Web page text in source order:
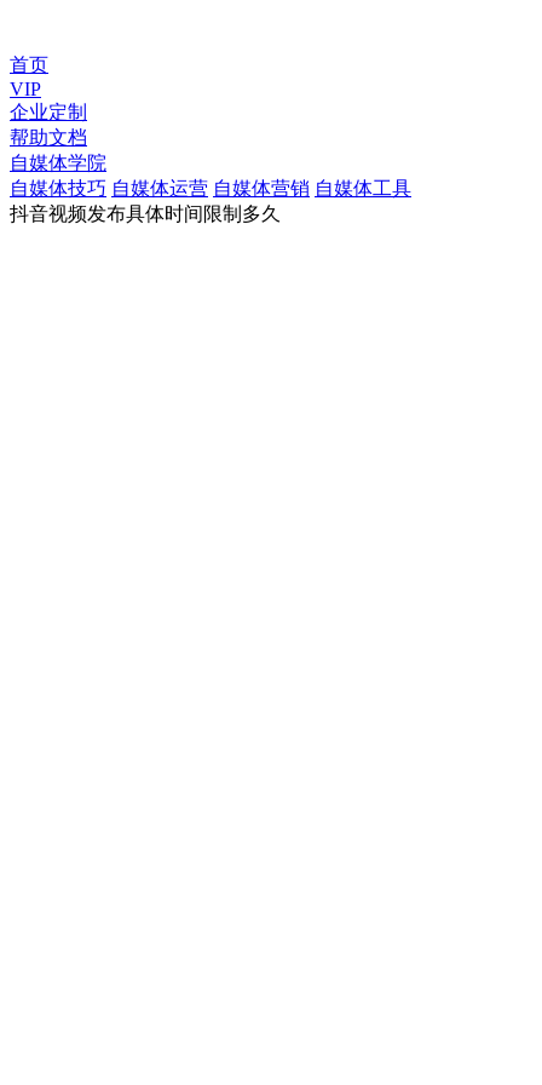
首页
VIP
企业定制
帮助文档
自媒体学院
自媒体技巧 自媒体运营 自媒体营销 自媒体工具
抖音视频发布具体时间限制多久